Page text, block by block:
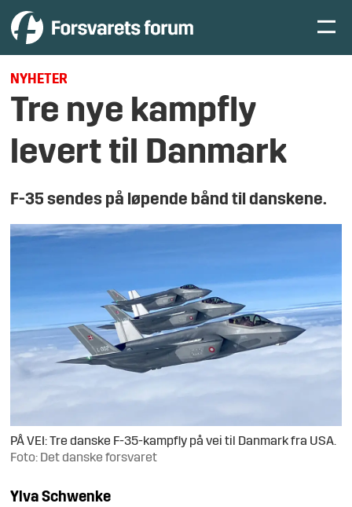
NYHETER
Tre nye kampfly
levert til Danmark
F-35 sendes på løpende bånd til danskene.
PÅ VEI: Tre danske F-35-kampfly på vei til Danmark fra USA.
Foto: Det danske forsvaret
Ylva Schwenke